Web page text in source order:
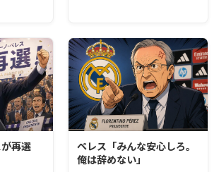
再選
ペレス「みんな安心しろ。
俺は辞めない」